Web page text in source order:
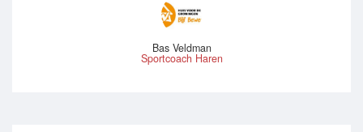
Bas Veldman
Sportcoach Haren